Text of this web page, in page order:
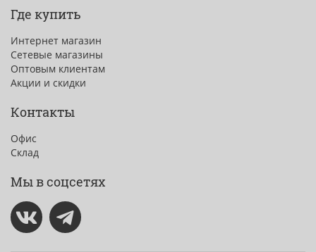
Где купить
Интернет магазин
Сетевые магазины
Оптовым клиентам
Акции и скидки
Контакты
Офис
Склад
Мы в соцсетях